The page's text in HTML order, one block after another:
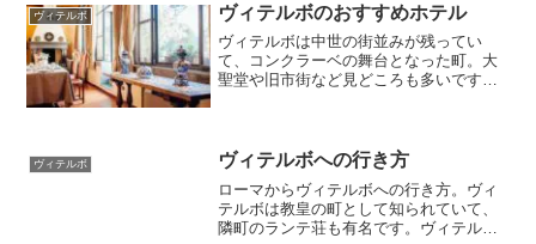
ヴィテルボ ヴィテルボのおすすめホテル
ヴィテルボは中世の街並みが残ってい
て、コンクラーベの舞台となった町。大
聖堂や旧市街など見どころも多いです。
ったり宿泊して中部イタリアの魅力的な
町を巡るのもお勧めです。
ヴィテルボ ヴィテルボへの行き方
ローマからヴィテルボへの行き方。ヴィ
テルボは教皇の町として知られていて、
隣町のランテ荘も有名です。ヴィテルボ